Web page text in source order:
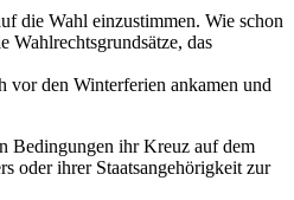
die Wahl einzustimmen. Wie schon
das
vor den Winterferien ankamen und
Bedingungen ihr Kreuz auf dem
oder ihrer Staatsangehörigkeit zur